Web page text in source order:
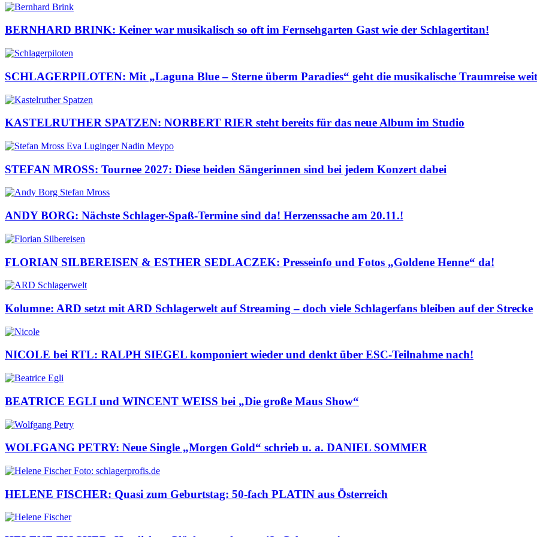
BERNHARD BRINK: Keiner war musikalisch so oft im Fernsehgarten Gast wie der Schlagertitan!
SCHLAGERPILOTEN: Mit „Laguna Blue – Sterne überm Paradies“ geht die musikalische Traumreise
KASTELRUTHER SPATZEN: NORBERT RIER steht bereits für das neue Album im Studio
STEFAN MROSS: Tournee 2027: Diese beiden Sängerinnen sind bei jedem Konzert dabei
ANDY BORG: Nächste Schlager-Spaß-Termine sind da! Herzenssache am 20.11.!
FLORIAN SILBEREISEN & ESTHER SEDLACZEK: Presseinfo und Fotos „Goldene Henne“ da!
Kolumne: ARD setzt mit ARD Schlagerwelt auf Streaming – doch viele Schlagerfans bleiben auf der Strecke
NICOLE bei RTL: RALPH SIEGEL komponiert wieder und denkt über ESC-Teilnahme nach!
BEATRICE EGLI und WINCENT WEISS bei „Die große Maus Show“
WOLFGANG PETRY: Neue Single „Morgen Gold“ schrieb u. a. DANIEL SOMMER
HELENE FISCHER: Quasi zum Geburtstag: 50-fach PLATIN aus Österreich